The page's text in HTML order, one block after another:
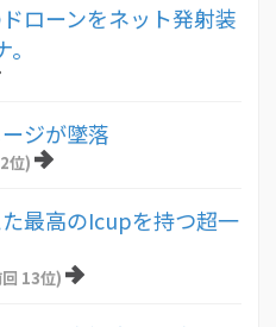
ローンをネット発射装
ジが墜落
位)
最高のIcupを持つ超一
13位)